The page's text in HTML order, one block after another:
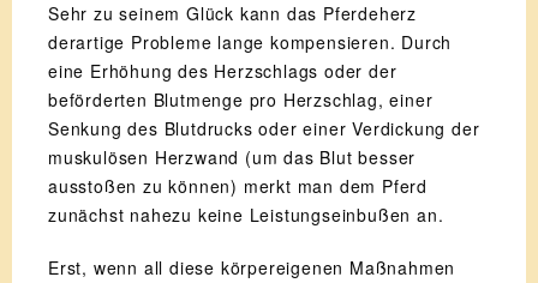
Sehr zu seinem Glück kann das Pferdeherz
derartige Probleme lange kompensieren. Durch
eine Erhöhung des Herzschlags oder der
beförderten Blutmenge pro Herzschlag, einer
Senkung des Blutdrucks oder einer Verdickung der
muskulösen Herzwand (um das Blut besser
ausstoßen zu können) merkt man dem Pferd
zunächst nahezu keine Leistungseinbußen an.
Erst, wenn all diese körpereigenen Maßnahmen